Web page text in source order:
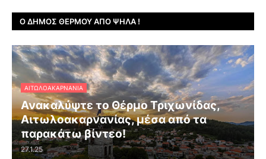
Ο ΔΉΜΟΣ ΘΈΡΜΟΥ ΑΠΌ ΨΗΛΆ !
ΑΙΤΩΛΟΑΚΑΡΝΑΝΊΑ
Ανακαλύψτε το Θέρμο Τριχωνίδας,
Αιτωλοακαρνανίας, μέσα από τα
παρακάτω βίντεο!
27.1.25